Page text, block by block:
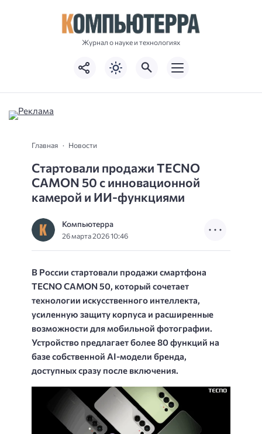
Журнал о науке и технологиях
Главная Новости
Стартовали продажи TECNO
CAMON 50 с инновационной
камерой и ИИ-функциями
Компьютерра
26 марта 2026 10:46
В России стартовали продажи смартфона
TECNO CAMON 50, который сочетает
технологии искусственного интеллекта,
усиленную защиту корпуса и расширенные
возможности для мобильной фотографии.
Устройство предлагает более 80 функций на
базе собственной AI-модели бренда,
доступных сразу после включения.